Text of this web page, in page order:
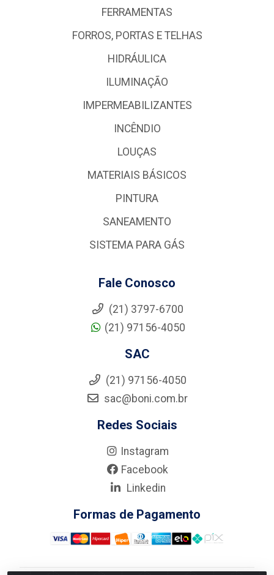
FERRAMENTAS
FORROS, PORTAS E TELHAS
HIDRÁULICA
ILUMINAÇÃO
IMPERMEABILIZANTES
INCÊNDIO
LOUÇAS
MATERIAIS BÁSICOS
PINTURA
SANEAMENTO
SISTEMA PARA GÁS
Fale Conosco
(21) 3797-6700
(21) 97156-4050
SAC
(21) 97156-4050
sac@boni.com.br
Redes Sociais
Instagram
Facebook
Linkedin
Formas de Pagamento